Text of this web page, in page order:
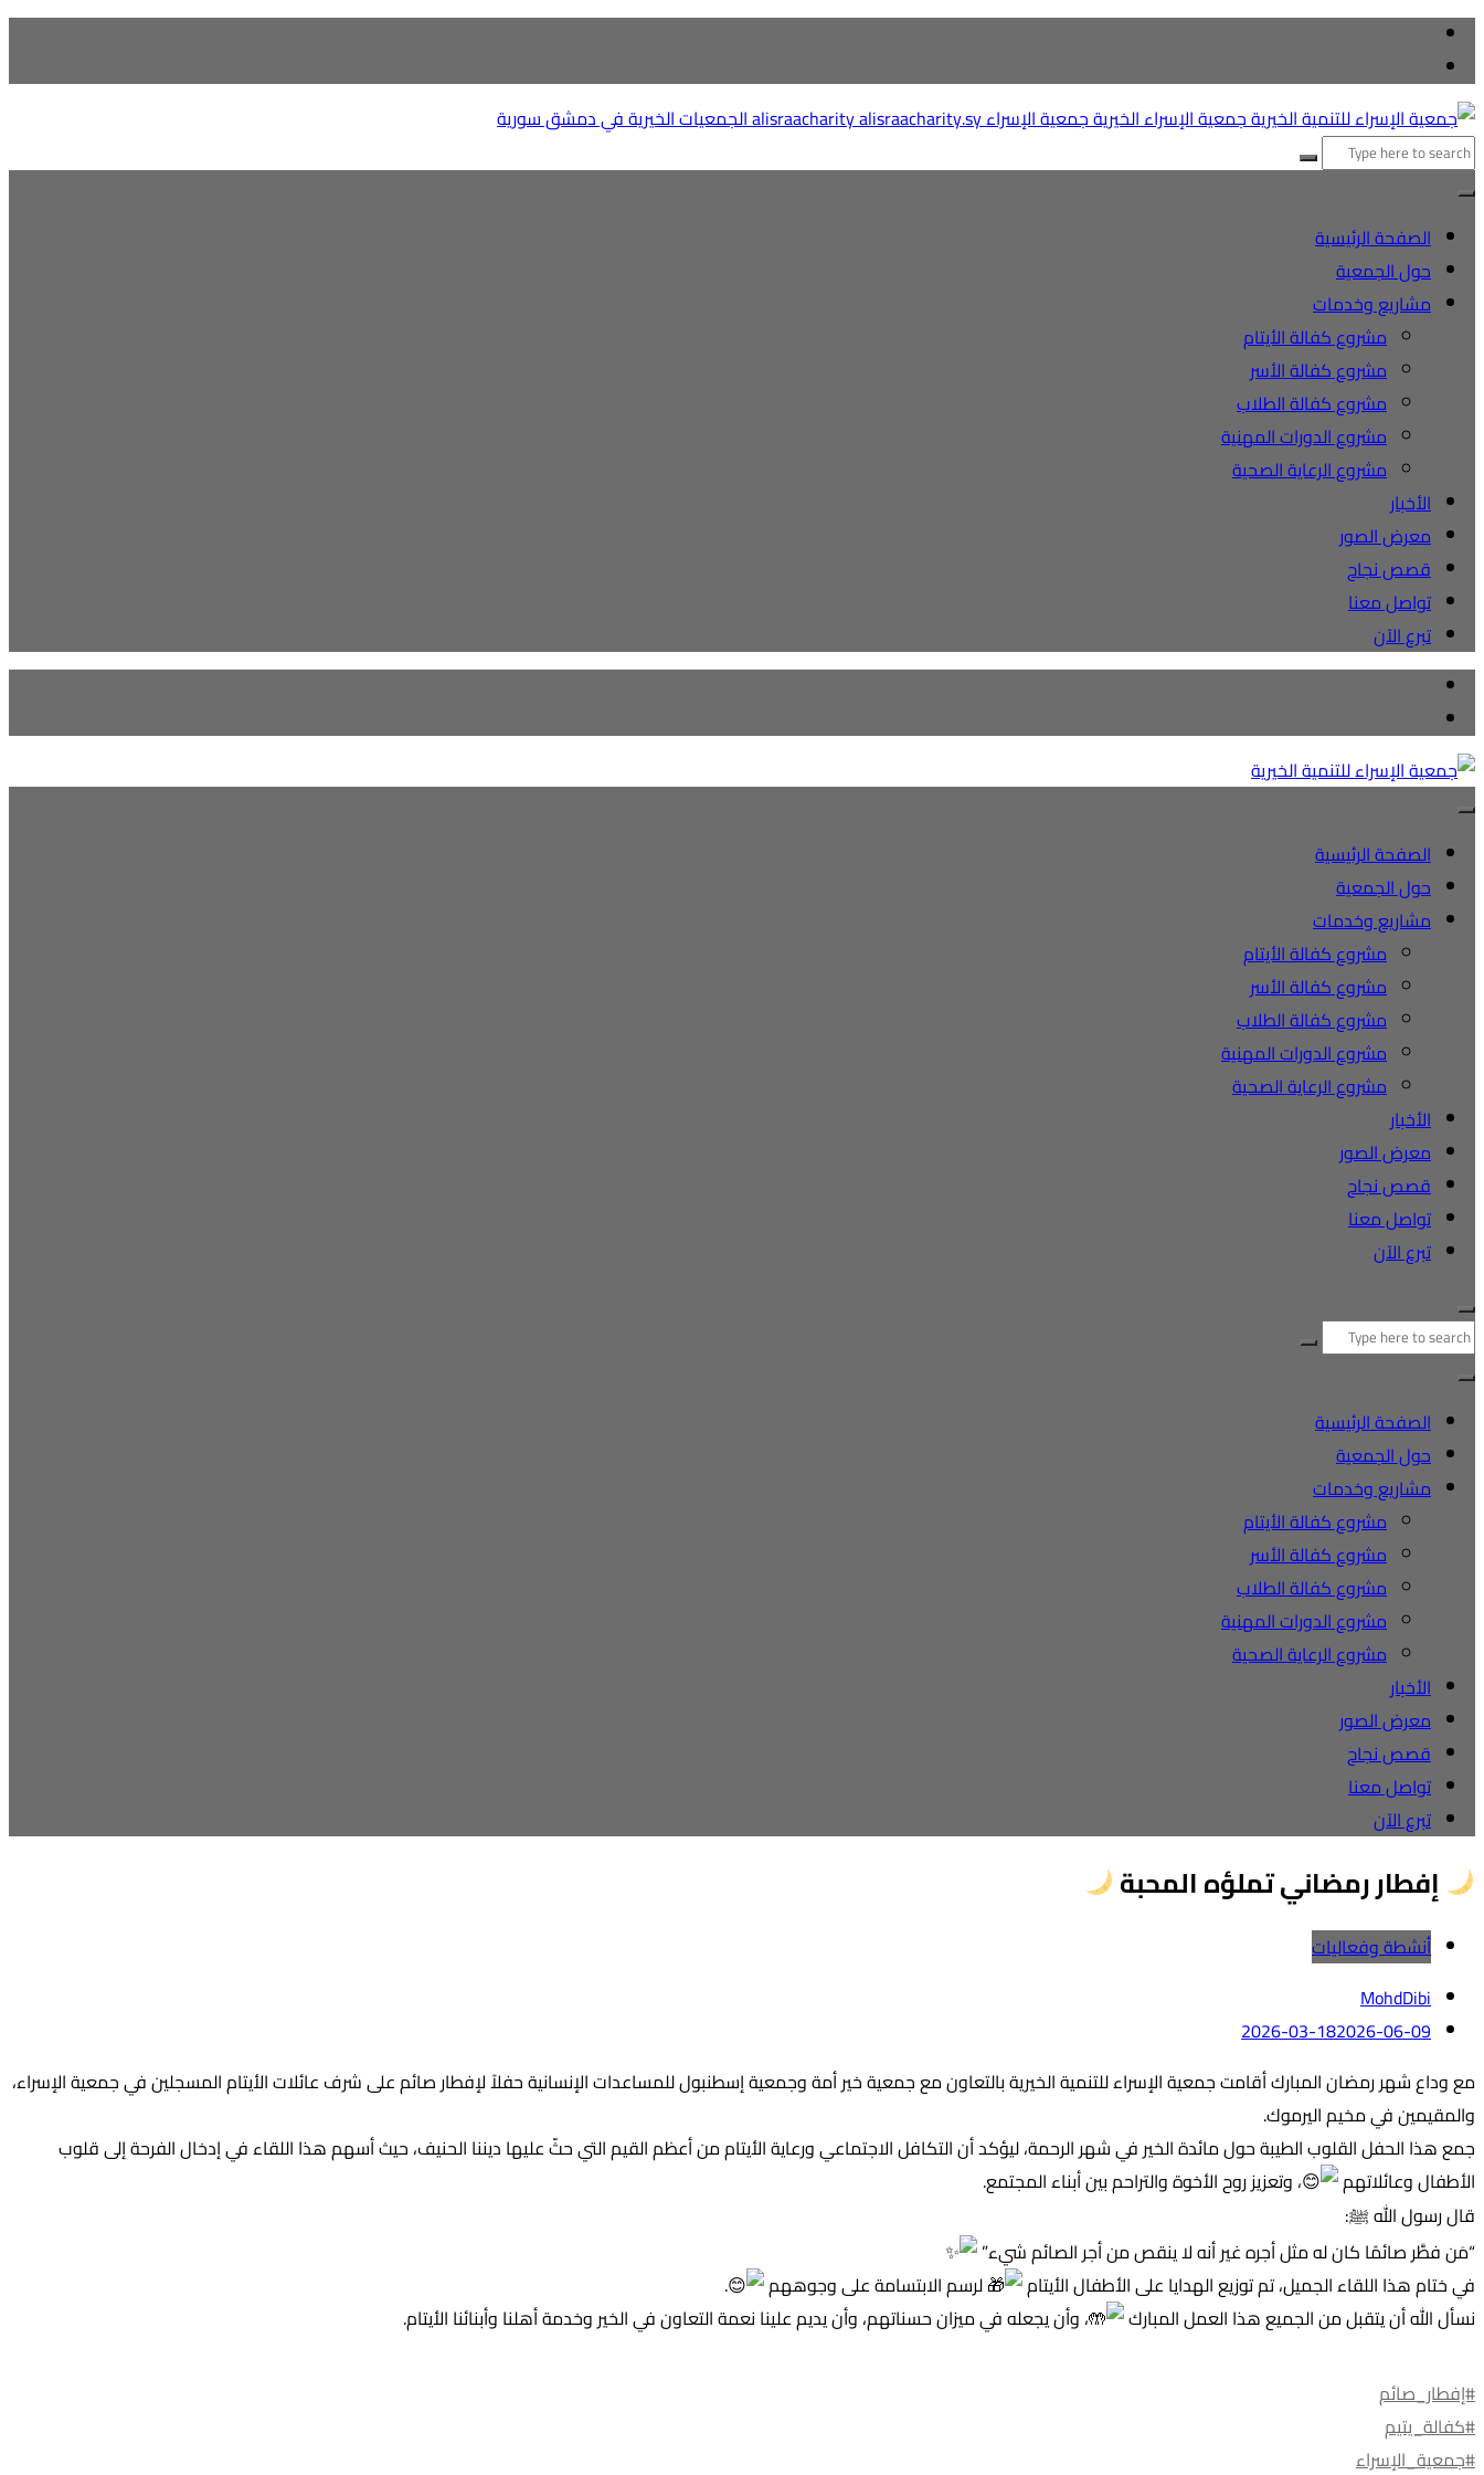
التجاوز
المحتوى
البحث
عن:
الصفحة الرئيسية
حول الجمعية
مشاريع وخدمات
مشروع كفالة الأيتام
مشروع كفالة الأسر
مشروع كفالة الطلاب
مشروع الدورات المهنية
مشروع الرعاية الصحية
الأخبار
معرض الصور
قصص نجاح
تواصل معنا
تبرع الآن
الصفحة الرئيسية
حول الجمعية
مشاريع وخدمات
مشروع كفالة الأيتام
مشروع كفالة الأسر
مشروع كفالة الطلاب
مشروع الدورات المهنية
مشروع الرعاية الصحية
الأخبار
معرض الصور
قصص نجاح
تواصل معنا
تبرع الآن
البحث
عن:
الصفحة الرئيسية
حول الجمعية
مشاريع وخدمات
مشروع كفالة الأيتام
مشروع كفالة الأسر
مشروع كفالة الطلاب
مشروع الدورات المهنية
مشروع الرعاية الصحية
الأخبار
معرض الصور
قصص نجاح
تواصل معنا
تبرع الآن
إفطار رمضاني تملؤه المحبة
أنشطة وفعاليات
MohdDibi
2026-03-182026-06-09
مع وداع شهر رمضان المبارك أقامت جمعية الإسراء للتنمية الخيرية بالتعاون مع جمعية خير أمة وجمعية إسطنبول للمساعدات الإنسانية حفلاً لإفطار صائم على شرف عائلات الأيتام المسجلين في جمعية الإسراء،
والمقيمين في مخيم اليرموك.
جمع هذا الحفل القلوب الطيبة حول مائدة الخير في شهر الرحمة، ليؤكد أن التكافل الاجتماعي ورعاية الأيتام من أعظم القيم التي حثّ عليها ديننا الحنيف، حيث أسهم هذا اللقاء في إدخال الفرحة إلى قلوب
الأطفال وعائلاتهم
، وتعزيز روح الأخوة والتراحم بين أبناء المجتمع.
قال رسول الله ﷺ:
“مَن فطَّر صائمًا كان له مثل أجره غير أنه لا ينقص من أجر الصائم شيء”
في ختام هذا اللقاء الجميل، تم توزيع الهدايا على الأطفال الأيتام
لرسم الابتسامة على وجوههم
.
نسأل الله أن يتقبل من الجميع هذا العمل المبارك
، وأن يجعله في ميزان حسناتهم، وأن يديم علينا نعمة التعاون في الخير وخدمة أهلنا وأبنائنا الأيتام.
#إفطار_صائم
#كفالة_يتيم
#جمعية_الإسراء